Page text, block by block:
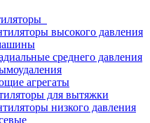
высокого давления
среднего давления
агрегаты
для вытяжки
низкого давления